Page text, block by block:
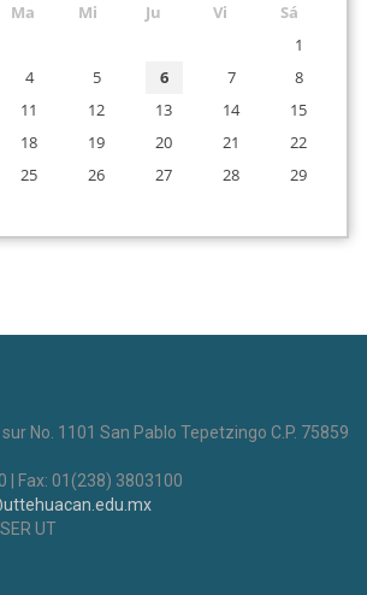
Ma Mi Ju Vi
Sá
1
4 5 6 7
8
11 12 13 14
15
18 19 20 21
22
25 26 27 28
29
No. 1101 San Pablo Tepetzingo C.P. 75859
| Fax: 01(238) 3803100
UT